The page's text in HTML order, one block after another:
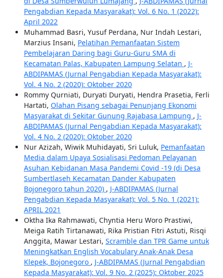
Pengabdian Kepada Masyarakat): Vol. 6 No. 1 (2022):
April 2022
Muhammad Basri, Yusuf Perdana, Nur Indah Lestari,
Marzius Insani, Pelatihan Pemanfaatan Sistem
Pembelajaran Daring bagi Guru-Guru SMA di
Kecamatan Palas, Kabupaten Lampung Selatan , J-
ABDIPAMAS (Jurnal Pengabdian Kepada Masyarakat):
Vol. 4 No. 2 (2020): Oktober 2020
Rommy Qurniati, Duryati Duryati, Hendra Prasetia, Ferli
Hartati, Olahan Pisang sebagai Penunjang Ekonomi
Masyarakat di Sekitar Gunung Rajabasa Lampung , J-
ABDIPAMAS (Jurnal Pengabdian Kepada Masyarakat):
Vol. 4 No. 2 (2020): Oktober 2020
Nur Azizah, Wiwik Muhidayati, Sri Luluk, Pemanfaatan
Media dalam Upaya Sosialisasi Pedoman Pelayanan
Asuhan Kebidanan Masa Pandemi Covid -19 (di Desa
Sumbertlaseh Kecamatan Dander Kabupaten
Bojonegoro tahun 2020) , J-ABDIPAMAS (Jurnal
Pengabdian Kepada Masyarakat): Vol. 5 No. 1 (2021):
APRIL 2021
Oktha Ika Rahmawati, Chyntia Heru Woro Prastiwi,
Meiga Ratih Tirtanawati, Rika Pristian Fitri Astuti, Risqi
Anggita, Mawar Lestari, Scramble dan TPR Game untuk
Meningkatkan English Vocabulary Anak-Anak Desa
Klepek, Bojonegoro , J-ABDIPAMAS (Jurnal Pengabdian
Kepada Masyarakat): Vol. 9 No. 2 (2025): Oktober 2025